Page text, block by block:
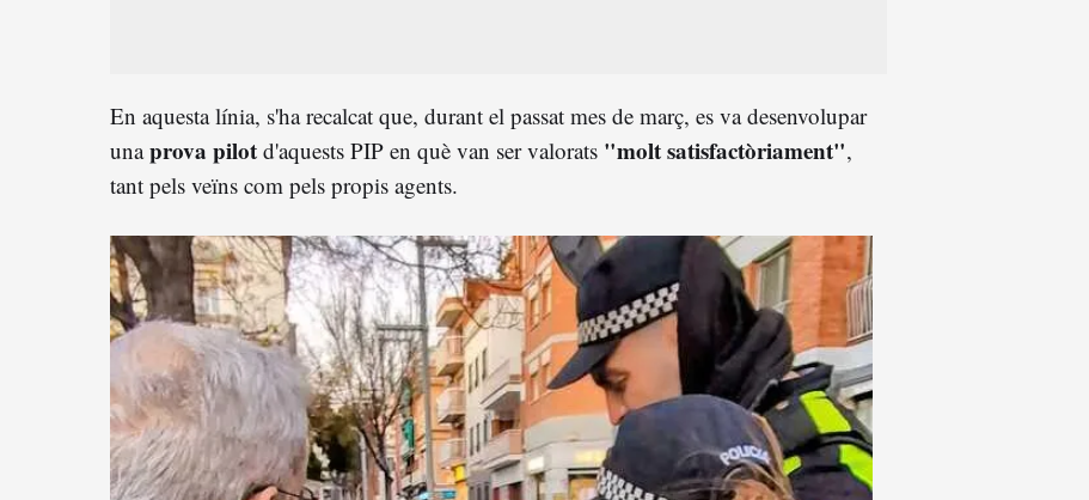
En aquesta línia, s'ha recalcat que, durant el passat mes de març, es va desenvolupar
unaprova pilot d'aquests PIP en què van ser valorats "molt satisfactòriament",
tant pels veïns com pels propis agents.